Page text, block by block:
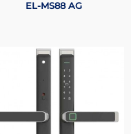
EL-MS88 AG